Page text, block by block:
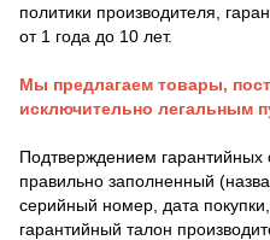
политики производителя,
от 1 года до 10 лет.
Мы предлагаем товары,
исключительно легальным
Подтверждением гарантийных
правильно заполненный
серийный номер, дата
гарантийный талон